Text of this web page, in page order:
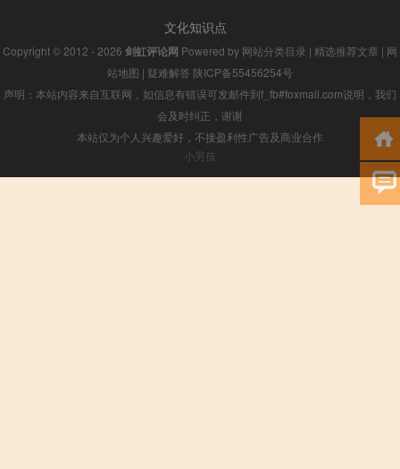
文化知识点
Copyright © 2012 - 2026 剑虹评论网 Powered by 网站分类目录 | 精选推荐文章 | 网
站地图 | 疑难解答 陕ICP备55456254号
声明：本站内容来自互联网，如信息有错误可发邮件到f_fb#foxmail.com说明，我们
会及时纠正，谢谢
本站仅为个人兴趣爱好，不接盈利性广告及商业合作
小男孩